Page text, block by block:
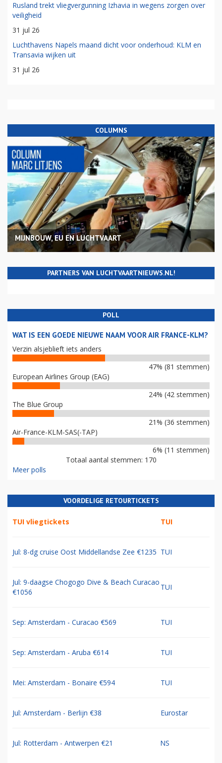
Rusland trekt vliegvergunning Izhavia in wegens zorgen over
veiligheid
31 jul 26
Luchthavens Napels maand dicht voor onderhoud: KLM en
Transavia wijken uit
31 jul 26
COLUMNS
MIJNBOUW, EU EN LUCHTVAART
PARTNERS VAN LUCHTVAARTNIEUWS.NL!
POLL
WAT IS EEN GOEDE NIEUWE NAAM VOOR AIR FRANCE-KLM?
Verzin alsjeblieft iets anders
47% (81 stemmen)
European Airlines Group (EAG)
24% (42 stemmen)
The Blue Group
21% (36 stemmen)
Air-France-KLM-SAS(-TAP)
6% (11 stemmen)
Totaal aantal stemmen: 170
Meer polls
VOORDELIGE RETOURTICKETS
TUI vliegtickets TUI
Jul: 8-dg cruise Oost Middellandse Zee €1235 TUI
Jul: 9-daagse Chogogo Dive & Beach Curacao
€1056
TUI
Sep: Amsterdam - Curacao €569 TUI
Sep: Amsterdam - Aruba €614 TUI
Mei: Amsterdam - Bonaire €594 TUI
Jul: Amsterdam - Berlijn €38 Eurostar
Jul: Rotterdam - Antwerpen €21 NS